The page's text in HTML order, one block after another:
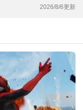
2026/8/6更新